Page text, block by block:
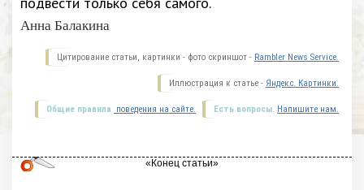
Анна Балакина
Цитирование статьи, картинки - фото скриншот - Rambler News Service.
Иллюстрация к статье - Яндекс. Картинки.
Есть вопросы. Напишите нам.
Общие правила поведения на сайте.